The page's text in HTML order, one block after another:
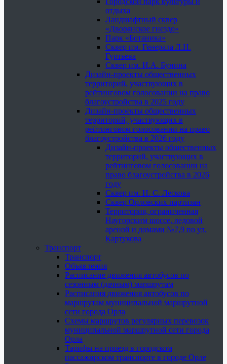
отдыха
Ландшафтный сквер
«Дворянское гнездо»
Парк «Ботаника»
Сквер им. Генерала Л.Н.
Гуртьева
Сквер им. И.А. Бунина
Дизайн-проекты общественных
территорий, участвующих в
рейтинговом голосовании на право
благоустройства в 2025 году
Дизайн-проекты общественных
территорий, участвующих в
рейтинговом голосовании на право
благоустройства в 2026 году
Дизайн-проекты общественных
территорий, участвующих в
рейтинговом голосовании на
право благоустройства в 2026
году
Сквер им. Н. С. Лескова
Сквер Орловских партизан
Территория, ограниченная
Наугорским шоссе, ледовой
ареной и домами №7,9 по ул.
Картукова
Транспорт
Транспорт
Объявления
Расписание движения автобусов по
сезонным (дачным) маршрутам
Расписания движения автобусов по
маршрутам муниципальной маршрутной
сети города Орла
Схемы маршрутов регулярных перевозок
муниципальной маршрутной сети города
Орла
Тарифы на проезд в городском
пассажирском транспорте в городе Орле